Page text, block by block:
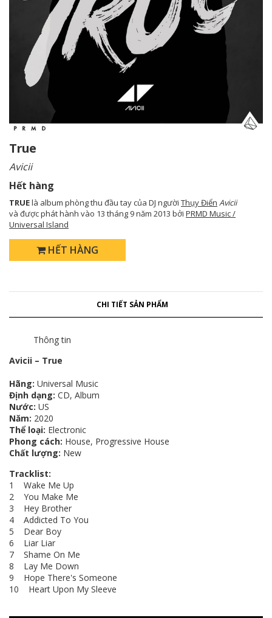
True
Avicii
Hết hàng
TRUElà album phòng thu đầu tay của DJ người Thụy Điển Avicii
và được phát hành vào 13 tháng 9 năm 2013 bởi PRMD Music /
Universal Island
HẾT HÀNG
CHI TIẾT SẢN PHẨM
Thông tin
Avicii ‎– True
Hãng: Universal Music
Định dạng: CD, Album
Nước: US
Năm: 2020
Thể loại: Electronic
Phong cách: House, Progressive House
Chất lượng: New
Tracklist:
1 Wake Me Up
2 You Make Me
3 Hey Brother
4 Addicted To You
5 Dear Boy
6 Liar Liar
7 Shame On Me
8 Lay Me Down
9 Hope There's Someone
10 Heart Upon My Sleeve